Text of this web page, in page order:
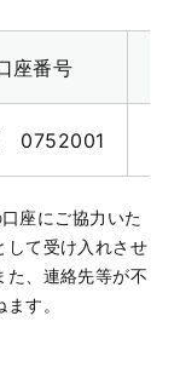
座番号
0752001
座にご協力いた
して受け入れさせ
た、連絡先等が不
す。